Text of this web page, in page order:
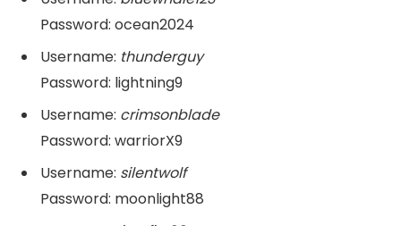
Password: ocean2024
Username: thunderguy
Password: lightning9
Username: crimsonblade
Password: warriorX9
Username: silentwolf
Password: moonlight88